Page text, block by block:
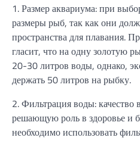
1. Размер аквариума: при
размеры рыб, так как они
пространства для плавания.
гласит, что на одну золотую
20-30 литров воды, однако,
держать 50 литров на рыбку.
2. Фильтрация воды: качество
решающую роль в здоровье и
необходимо использовать